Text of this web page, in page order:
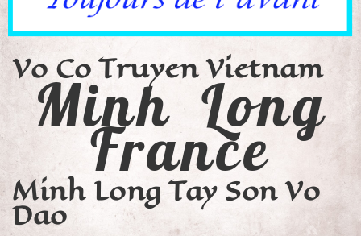
Vo Co Truyen Vietnam
Minh Long
France
Minh Long Tay Son Vo
Dao